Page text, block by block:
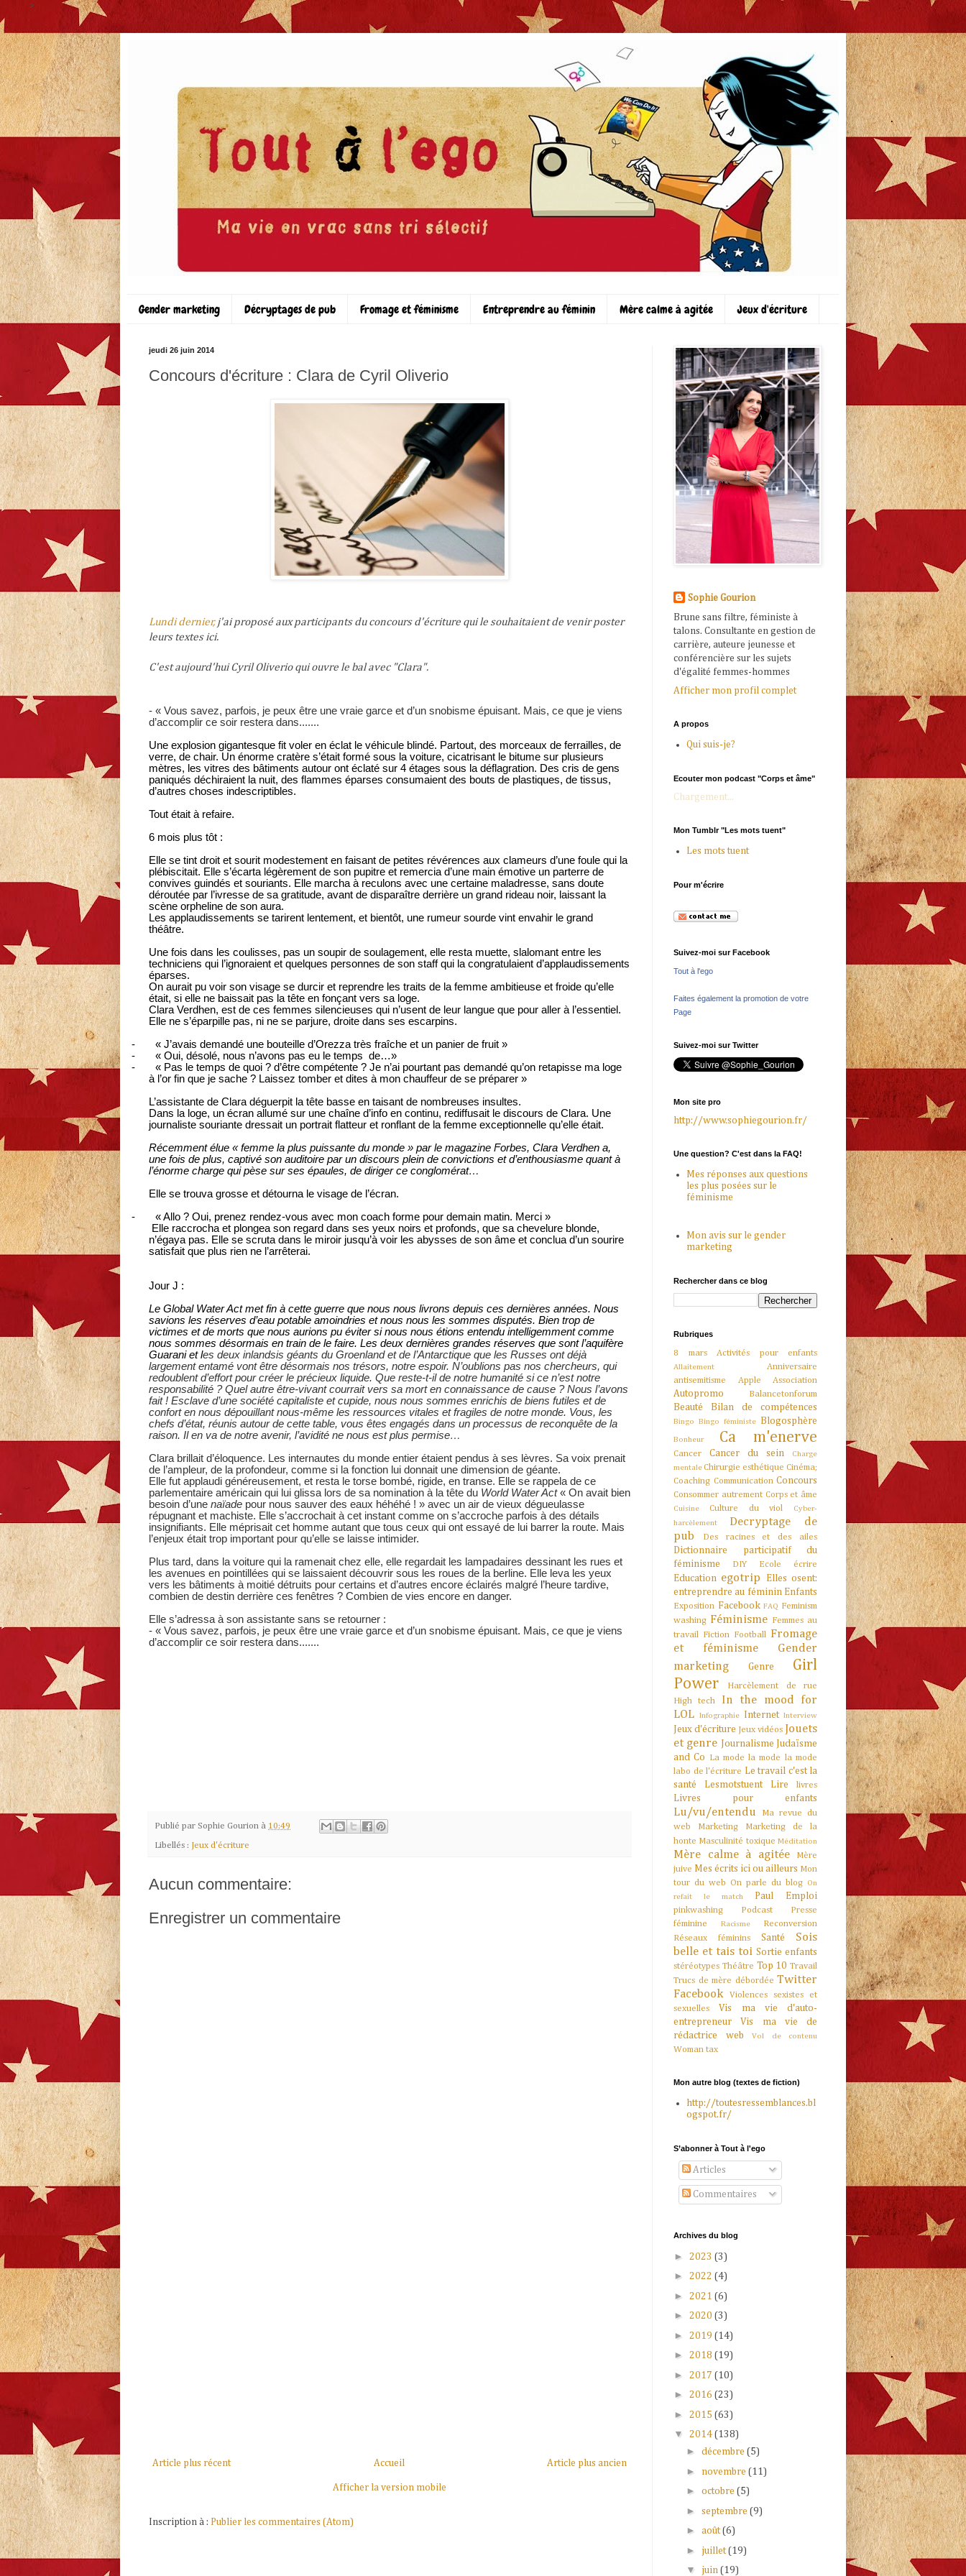
>
Gender marketing Décryptages de pub Fromage et féminisme Entreprendre au féminin Mère calme à agitée Jeux d'écriture
jeudi 26 juin 2014
Concours d'écriture : Clara de Cyril Oliverio
Lundi dernier,j'ai proposé aux participants du concours d'écriture qui le souhaitaient de venir poster
leurs textes ici.
C'est aujourd'hui Cyril Oliverio qui ouvre le bal avec "Clara".
- « Vous savez, parfois, je peux être une vraie garce et d’un snobisme épuisant. Mais, ce que je viens
d’accomplir ce soir restera dans.......
Une explosion gigantesque fit voler en éclat le véhicule blindé. Partout, des morceaux de ferrailles, de
verre, de chair. Un énorme cratère s’était formé sous la voiture, cicatrisant le bitume sur plusieurs
mètres, les vitres des bâtiments autour ont éclaté sur 4 étages sous la déflagration. Des cris de gens
paniqués déchiraient la nuit, des flammes éparses consumaient des bouts de plastiques, de tissus,
d’autres choses indescriptibles.
Tout était à refaire.
6 mois plus tôt :
Elle se tint droit et sourit modestement en faisant de petites révérences aux clameurs d’une foule qui la
plébiscitait. Elle s’écarta légèrement de son pupitre et remercia d’une main émotive un parterre de
convives guindés et souriants. Elle marcha à reculons avec une certaine maladresse, sans doute
déroutée par l’ivresse de sa gratitude, avant de disparaître derrière un grand rideau noir, laissant la
scène orpheline de son aura.
Les applaudissements se tarirent lentement, et bientôt, une rumeur sourde vint envahir le grand
théâtre.
Une fois dans les coulisses, pas un soupir de soulagement, elle resta muette, slalomant entre les
techniciens qui l’ignoraient et quelques personnes de son staff qui la congratulaient d’applaudissements
éparses.
On aurait pu voir son visage se durcir et reprendre les traits de la femme ambitieuse et froide qu’elle
était, si elle ne baissait pas la tête en fonçant vers sa loge.
Clara Verdhen, est de ces femmes silencieuses qui n’usent de leur langue que pour aller à l’essentiel.
Elle ne s’éparpille pas, ni ne se parjure, droite dans ses escarpins.
-
« J’avais demandé une bouteille d’Orezza très fraîche et un panier de fruit »
-
« Oui, désolé, nous n’avons pas eu le temps de…»
-
« Pas le temps de quoi ? d’être compétente ? Je n’ai pourtant pas demandé qu’on retapisse ma loge
à l’or fin que je sache ? Laissez tomber et dites à mon chauffeur de se préparer »
L’assistante de Clara déguerpit la tête basse en taisant de nombreuses insultes.
Dans la loge, un écran allumé sur une chaîne d’info en continu, rediffusait le discours de Clara. Une
journaliste souriante dressait un portrait flatteur et ronflant de la femme exceptionnelle qu’elle était.
Récemment élue « femme la plus puissante du monde » par le magazine Forbes, Clara Verdhen a,
une fois de plus, captivé son auditoire par un discours plein de convictions et d’enthousiasme quant à
l’énorme charge qui pèse sur ses épaules, de diriger ce conglomérat…
Elle se trouva grosse et détourna le visage de l’écran.
-
« Allo ? Oui, prenez rendez-vous avec mon coach forme pour demain matin. Merci »
Elle raccrocha et plongea son regard dans ses yeux noirs et profonds, que sa chevelure blonde,
n’égaya pas. Elle se scruta dans le miroir jusqu’à voir les abysses de son âme et conclua d’un sourire
satisfait que plus rien ne l’arrêterai.
Jour J :
Le Global Water Act met fin à cette guerre que nous nous livrons depuis ces dernières années. Nous
savions les réserves d’eau potable amoindries et nous nous les sommes disputés. Bien trop de
victimes et de morts que nous aurions pu éviter si nous nous étions entendu intelligemment comme
nous sommes désormais en train de le faire. Les deux dernières grandes réserves que sont l’aquifère
Guarani et les deux inlandsis géants du Groenland et de l’Antarctique que les Russes ont déjà
largement entamé vont être désormais nos trésors, notre espoir. N’oublions pas nos chercheurs, qui
redoublent d’effort pour créer le précieux liquide. Que reste-t-il de notre humanité si ce n’est notre
responsabilité ? Quel autre être-vivant courrait vers sa mort en connaissance de cause ? Nous l’avons
fait ! Esclave d’une société capitaliste et cupide, nous nous sommes enrichis de biens futiles et de
confort en nous dépouillant nous-même les ressources vitales et fragiles de notre monde. Vous, les
chefs d’état, réunis autour de cette table, vous êtes engagés dans un processus de reconquête de la
raison. Il en va de notre avenir, l’avidité ne nous est plus permise…
Clara brillait d’éloquence. Les internautes du monde entier étaient pendus à ses lèvres. Sa voix prenait
de l’ampleur, de la profondeur, comme si la fonction lui donnait une dimension de géante.
Elle fut applaudi généreusement, et resta le torse bombé, rigide, en transe. Elle se rappela de ce
parlementaire américain qui lui glissa lors de sa nomination à la tête du World Water Act« On avait bien
besoin d’une naïade pour nous sauver des eaux héhéhé ! » avec un air de vieux dégueulasse
répugnant et machiste. Elle s’accrochait à cet instant comme on s’accroche parfois à des détails
insignifiants. Elle méprisait cet homme autant que tous ceux qui ont essayé de lui barrer la route. Mais
l’enjeux était trop important pour qu’elle se laisse intimider.
Plus tard, dans la voiture qui la ramenait chez elle, elle regardait les lampadaires dessinant les rues et
les avenues en pointillées qui se laissaient découvrir sous les roues de la berline. Elle leva les yeux
vers les bâtiments à moitié détruits pour certains et d’autres encore éclairés malgré l’heure tardive,
combien de destin derrière ces fenêtres ? Combien de vies encore en danger.
Elle s’adressa à son assistante sans se retourner :
- « Vous savez, parfois, je peux être une vraie garce et d’un snobisme épuisant. Mais, ce que je viens
d’accomplir ce soir restera dans.......
Publié par Sophie Gourion à 10:49
Libellés : Jeux d'écriture
Aucun commentaire:
Enregistrer un commentaire
Article plus récent Article plus ancien
Accueil
Afficher la version mobile
Inscription à : Publier les commentaires (Atom)
Sophie Gourion
Brune sans filtre, féministe à
talons. Consultante en gestion de
carrière, auteure jeunesse et
conférencière sur les sujets
d'égalité femmes-hommes
Afficher mon profil complet
A propos
Qui suis-je?
Ecouter mon podcast "Corps et âme"
Chargement...
Mon Tumblr "Les mots tuent"
Les mots tuent
Pour m'écrire
Suivez-moi sur Facebook
Tout à l'ego
Faites également la promotion de votre
Page
Suivez-moi sur Twitter
Mon site pro
http://www.sophiegourion.fr/
Une question? C'est dans la FAQ!
Mes réponses aux questions
les plus posées sur le
féminisme
Mon avis sur le gender
marketing
Rechercher dans ce blog
Rubriques
8 mars Activités pour enfants
Allaitement
Anniversaire
antisemitisme
Apple Association
Autopromo Balancetonforum
Beauté Bilan de compétences
Bingo Bingo féministe Blogosphère
Bonheur Ca m'enerve
Cancer Cancer du sein
Charge
mentaleChirurgie esthétique Cinéma;
Coaching Communication Concours
Consommer autrement Corps et âme
Cuisine Culture du viol
Cyber-
harcèlement
Decryptage de
pub
Des racines et des ailes
Dictionnaire participatif du
féminisme
DIY Ecole écrire
Education egotrip
Elles osent:
entreprendre au féminin Enfants
Exposition Facebook FAQ Feminism
washing Féminisme Femmes au
travail Fiction Football Fromage
et féminisme
Gender
marketing
Genre
Girl
Power
Harcèlement de rue
High tech
In the mood for
LOL
Infographie Internet Interview
Jeux d'écriture Jeux vidéos Jouets
et genre
Journalisme
Judaïsme
and Co
La mode la mode la mode
labo de l'écriture Le travail c'est la
santé
Lesmotstuent Lire livres
Livres pour enfants
Lu/vu/entendu
Ma revue du
web
Marketing
Marketing de la
honte Masculinité toxique Méditation
Mère calme à agitée
Mère
juive Mes écrits ici ou ailleurs Mon
tour du web On parle du blog
On
refait le match
Paul Emploi
pinkwashing Podcast
Presse
féminine
Racisme
Reconversion
Réseaux féminins
Santé
Sois
belle et tais toi Sortie enfants
stéréotypes Théâtre Top 10 Travail
Trucs de mère débordée Twitter
Facebook
Violences sexistes et
sexuelles
Vis ma vie d'auto-
entrepreneur
Vis ma vie de
rédactrice web
Vol de contenu
Woman tax
Mon autre blog (textes de fiction)
http://toutesressemblances.bl
ogspot.fr/
S’abonner à Tout à l'ego
Articles
Commentaires
Archives du blog
► 2023 (3)
► 2022 (4)
► 2021 (6)
► 2020 (3)
► 2019 (14)
► 2018 (19)
► 2017 (10)
► 2016 (23)
► 2015 (63)
▼ 2014 (138)
► décembre (5)
► novembre (11)
► octobre (5)
► septembre (9)
► août(6)
► juillet(19)
▼ juin (19)